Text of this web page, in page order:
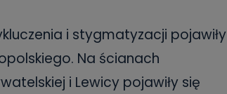
i stygmatyzacji pojawiły
Na ścianach
i Lewicy pojawiły się